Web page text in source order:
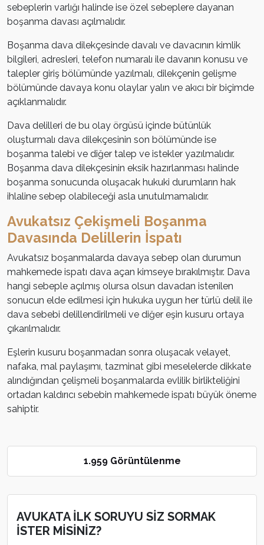
sebeplerin varlığı halinde ise özel sebeplere dayanan
boşanma davası açılmalıdır.
Boşanma dava dilekçesinde davalı ve davacının kimlik
bilgileri, adresleri, telefon numaralı ile davanın konusu ve
talepler giriş bölümünde yazılmalı, dilekçenin gelişme
bölümünde davaya konu olaylar yalın ve akıcı bir biçimde
açıklanmalıdır.
Dava delilleri de bu olay örgüsü içinde bütünlük
oluşturmalı dava dilekçesinin son bölümünde ise
boşanma talebi ve diğer talep ve istekler yazılmalıdır.
Boşanma dava dilekçesinin eksik hazırlanması halinde
boşanma sonucunda oluşacak hukuki durumların hak
ihlaline sebep olabileceği asla unutulmamalıdır.
Avukatsız Çekişmeli Boşanma
Davasında Delillerin İspatı
Avukatsız boşanmalarda davaya sebep olan durumun
mahkemede ispatı dava açan kimseye bırakılmıştır. Dava
hangi sebeple açılmış olursa olsun davadan istenilen
sonucun elde edilmesi için hukuka uygun her türlü delil ile
dava sebebi delillendirilmeli ve diğer eşin kusuru ortaya
çıkarılmalıdır.
Eşlerin kusuru boşanmadan sonra oluşacak velayet,
nafaka, mal paylaşımı, tazminat gibi meselelerde dikkate
alındığından çelişmeli boşanmalarda evlilik birlikteliğini
ortadan kaldırıcı sebebin mahkemede ispatı büyük öneme
sahiptir.
1.959 Görüntülenme
AVUKATA İLK SORUYU SİZ SORMAK
İSTER MİSİNİZ?